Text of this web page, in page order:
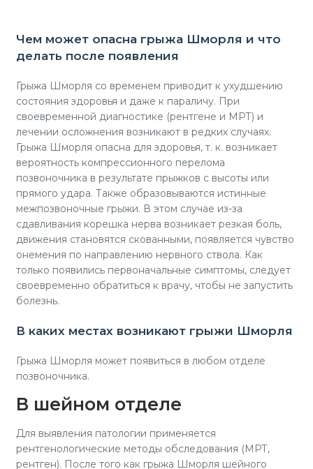
Чем может опасна грыжа Шморля и что
делать после появления
Грыжа Шморля со временем приводит к ухудшению
состояния здоровья и даже к параличу. При
своевременной диагностике (рентгене и МРТ) и
лечении осложнения возникают в редких случаях.
Грыжа Шморля опасна для здоровья, т. к. возникает
вероятность компрессионного перелома
позвоночника в результате прыжков с высоты или
прямого удара. Также образовываются истинные
межпозвоночные грыжи. В этом случае из-за
сдавливания корешка нерва возникает резкая боль,
движения становятся скованными, появляется чувство
онемения по направлению нервного ствола. Как
только появились первоначальные симптомы, следует
своевременно обратиться к врачу, чтобы не запустить
болезнь.
В каких местах возникают грыжи Шморля
Грыжа Шморля может появиться в любом отделе
позвоночника.
В шейном отделе
Для выявления патологии применяется
рентгенологические методы обследования (МРТ,
рентген). После того как грыжа Шморля шейного